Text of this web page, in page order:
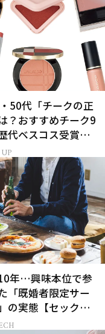
50代「チークの正
？おすすめチーク9
代ベスコス受賞ま
正しい使い方
年…興味本位で参
「既婚者限定サー
の実態【セックス
THE CITY -女た